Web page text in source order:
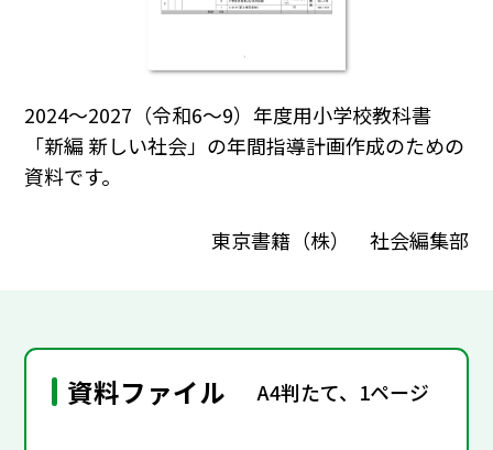
2024～2027（令和6～9）年度用小学校教科書
「新編 新しい社会」の年間指導計画作成のための
資料です。
東京書籍（株） 社会編集部
資料ファイル A4判たて、1ページ